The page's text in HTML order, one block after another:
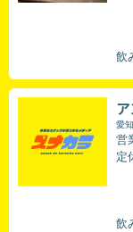
飲
愛
営
定
飲